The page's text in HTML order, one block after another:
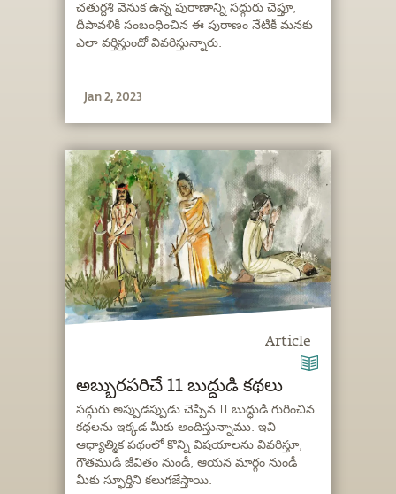
చతుర్దశి వెనుక ఉన్న పురాణాన్ని సద్గురు చెప్తూ,
దీపావళికి సంబంధించిన ఈ పురాణం నేటికీ మనకు
ఎలా వర్తిస్తుందో వివరిస్తున్నారు.
Jan 2, 2023
Article
అబ్బురపరిచే 11 బుద్ధుడి కథలు
సద్గురు అప్పుడప్పుడు చెప్పిన 11 బుద్ధుడి గురించిన
కథలను ఇక్కడ మీకు అందిస్తున్నాము. ఇవి
ఆధ్యాత్మిక పథంలో కొన్ని విషయాలను వివరిస్తూ,
గౌతముడి జీవితం నుండీ, ఆయన మార్గం నుండీ
మీకు స్ఫూర్తిని కలుగజేస్తాయి.